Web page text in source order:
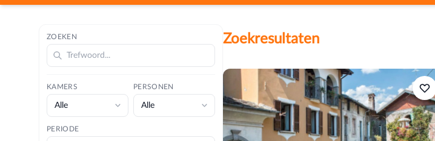
ZOEKEN
KAMERS PERSONEN
PERIODE
Zoekresultaten